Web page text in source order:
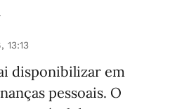
13:13
disponibilizar em
pessoais. O